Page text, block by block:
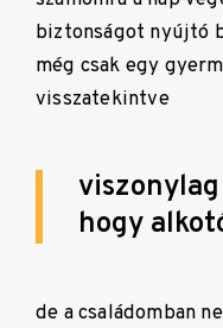
biztonságot nyújtó
még csak egy
visszatekintve
hogy
de a családomban